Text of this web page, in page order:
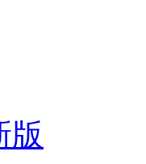
版